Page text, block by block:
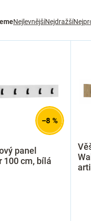
NejlevnějšíNejdražší
–8 %
panel
100 cm, bílá